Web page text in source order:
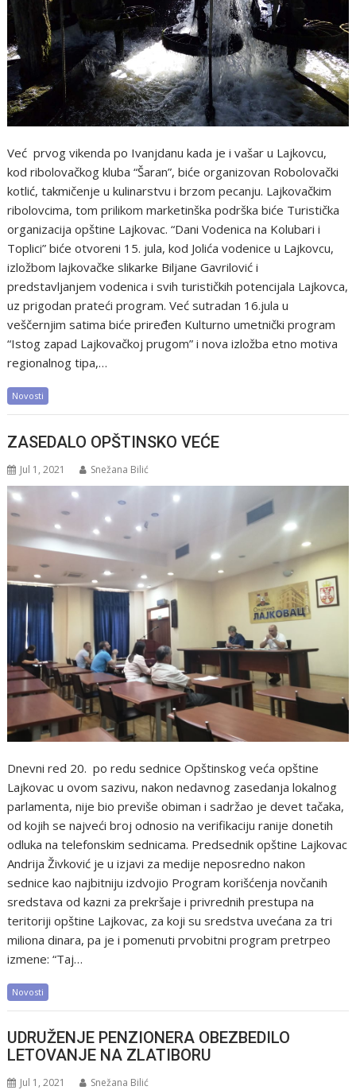
Već prvog vikenda po Ivanjdanu kada je i vašar u Lajkovcu,
kod ribolovačkog kluba “Šaran”, biće organizovan Robolovački
kotlić, takmičenje u kulinarstvu i brzom pecanju. Lajkovačkim
ribolovcima, tom prilikom marketinška podrška biće Turistička
organizacija opštine Lajkovac. “Dani Vodenica na Kolubari i
Toplici” biće otvoreni 15. jula, kod Jolića vodenice u Lajkovcu,
izložbom lajkovačke slikarke Biljane Gavrilović i
predstavljanjem vodenica i svih turističkih potencijala Lajkovca,
uz prigodan prateći program. Već sutradan 16.jula u
veščernjim satima biće priređen Kulturno umetnički program
“Istog zapad Lajkovačkoj prugom” i nova izložba etno motiva
regionalnog tipa,…
Novosti
ZASEDALO OPŠTINSKO VEĆE
Jul 1, 2021 Snežana Bilić
Dnevni red 20. po redu sednice Opštinskog veća opštine
Lajkovac u ovom sazivu, nakon nedavnog zasedanja lokalnog
parlamenta, nije bio previše obiman i sadržao je devet tačaka,
od kojih se najveći broj odnosio na verifikaciju ranije donetih
odluka na telefonskim sednicama. Predsednik opštine Lajkovac
Andrija Živković je u izjavi za medije neposredno nakon
sednice kao najbitniju izdvojio Program korišćenja novčanih
sredstava od kazni za prekršaje i privrednih prestupa na
teritoriji opštine Lajkovac, za koji su sredstva uvećana za tri
miliona dinara, pa je i pomenuti prvobitni program pretrpeo
izmene: “Taj…
Novosti
UDRUŽENJE PENZIONERA OBEZBEDILO
LETOVANJE NA ZLATIBORU
Jul 1, 2021 Snežana Bilić